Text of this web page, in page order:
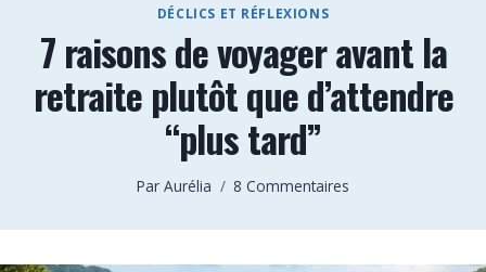
DÉCLICS ET RÉFLEXIONS
7 raisons de voyager avant la
retraite plutôt que d’attendre
“plus tard”
Par Aurélia 8 Commentaires